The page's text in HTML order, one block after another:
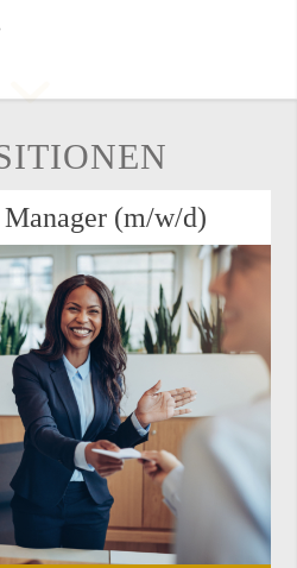
(m/w/d)